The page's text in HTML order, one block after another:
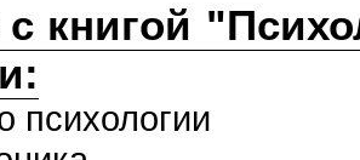
книгой
психологии